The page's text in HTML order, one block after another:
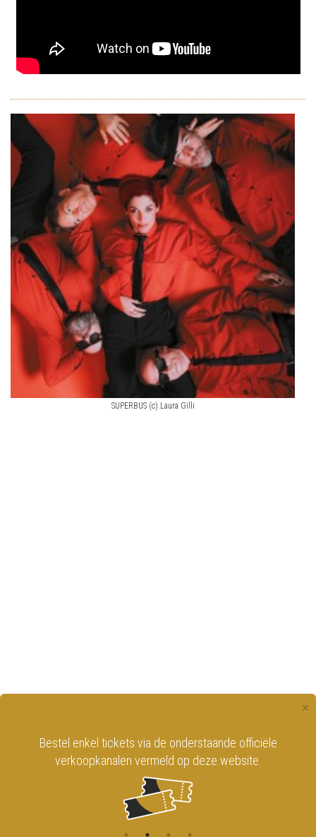
SUPERBUS (c) Laura Gilli
×
Bestel enkel tickets via de onderstaande officiële
verkoopkanalen vermeld op deze website.